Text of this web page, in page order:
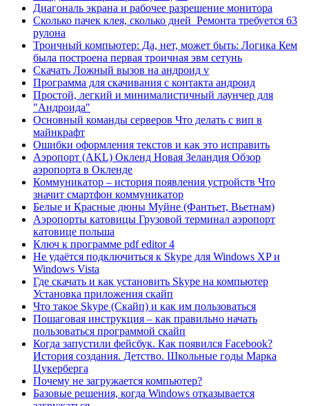
Диагональ экрана и рабочее разрешение монитора
Сколько пачек клея, сколько дней Ремонта требуется 63
рулона
Троичный компьютер: Да, нет, может быть: Логика Кем
была построена первая троичная эвм сетунь
Скачать Ложный вызов на андроид v
Программа для скачивания с контакта андроид
Простой, легкий и минималистичный лаунчер для
"Андроида"
Основный команды серверов Что делать с вип в
майнкрафт
Ошибки оформления текстов и как это исправить
Аэропорт (AKL) Окленд Новая Зеландия Обзор
аэропорта в Окленде
Коммуникатор – история появления устройств Что
значит смартфон коммуникатор
Белые и Красные дюны Муйне (Фантьет, Вьетнам)
Аэропорты катовицы Грузовой терминал аэропорт
катовице польша
Ключ к программе pdf editor 4
Не удаётся подключиться к Skype для Windows XP и
Windows Vista
Где скачать и как установить Skype на компьютер
Установка приложения скайп
Что такое Skype (Скайп) и как им пользоваться
Пошаговая инструкция – как правильно начать
пользоваться программой скайп
Когда запустили фейсбук. Как появился Facebook?
История создания. Детство. Школьные годы Марка
Цукерберга
Почему не загружается компьютер?
Базовые решения, когда Windows отказывается